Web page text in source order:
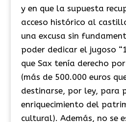
y en que la supuesta
acceso histórico al
una excusa sin
poder dedicar el jugoso
que Sax tenía derecho
(más de 500.000 euros
destinarse, por ley, para
enriquecimiento del
cultural). Además, no se